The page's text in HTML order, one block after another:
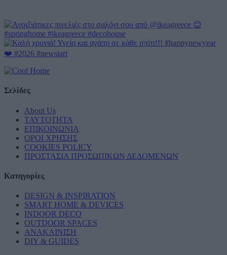
Σελίδες
About Us
ΤΑΥΤΟΤΗΤΑ
ΕΠΙΚΟΙΝΩΝΙΑ
ΟΡΟΙ ΧΡΗΣΗΣ
COOKIES POLICY
ΠΡΟΣΤΑΣΙΑ ΠΡΟΣΩΠΙΚΩΝ ΔΕΔΟΜΕΝΩΝ
Κατηγορίες
DESIGN & INSPIRATION
SMART HOME & DEVICES
INDOOR DECO
OUTDOOR SPACES
ΑΝΑΚΑΙΝΙΣΗ
DIY & GUIDES